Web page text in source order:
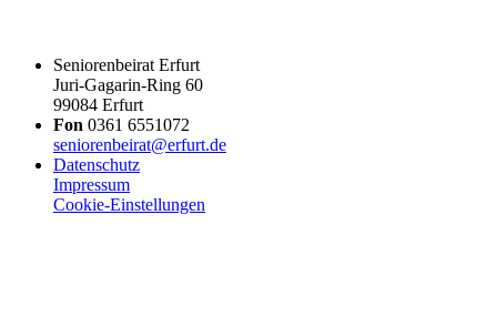
Seniorenbeirat Erfurt
Juri-Gagarin-Ring 60
99084 Erfurt
Fon 0361 6551072
seniorenbeirat@erfurt.de
Datenschutz
Impressum
Cookie-Einstellungen